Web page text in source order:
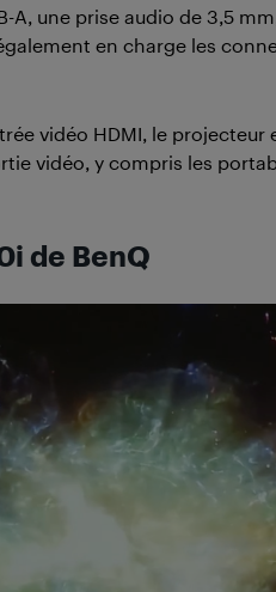
une prise audio de 3,5
en charge les
vidéo HDMI, le
vidéo, y compris les
de BenQ